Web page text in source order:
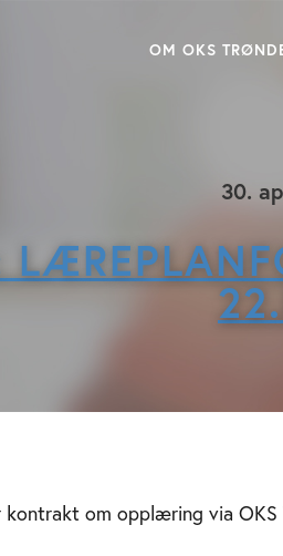
OM OKS
30.
kontrakt om opplæring via